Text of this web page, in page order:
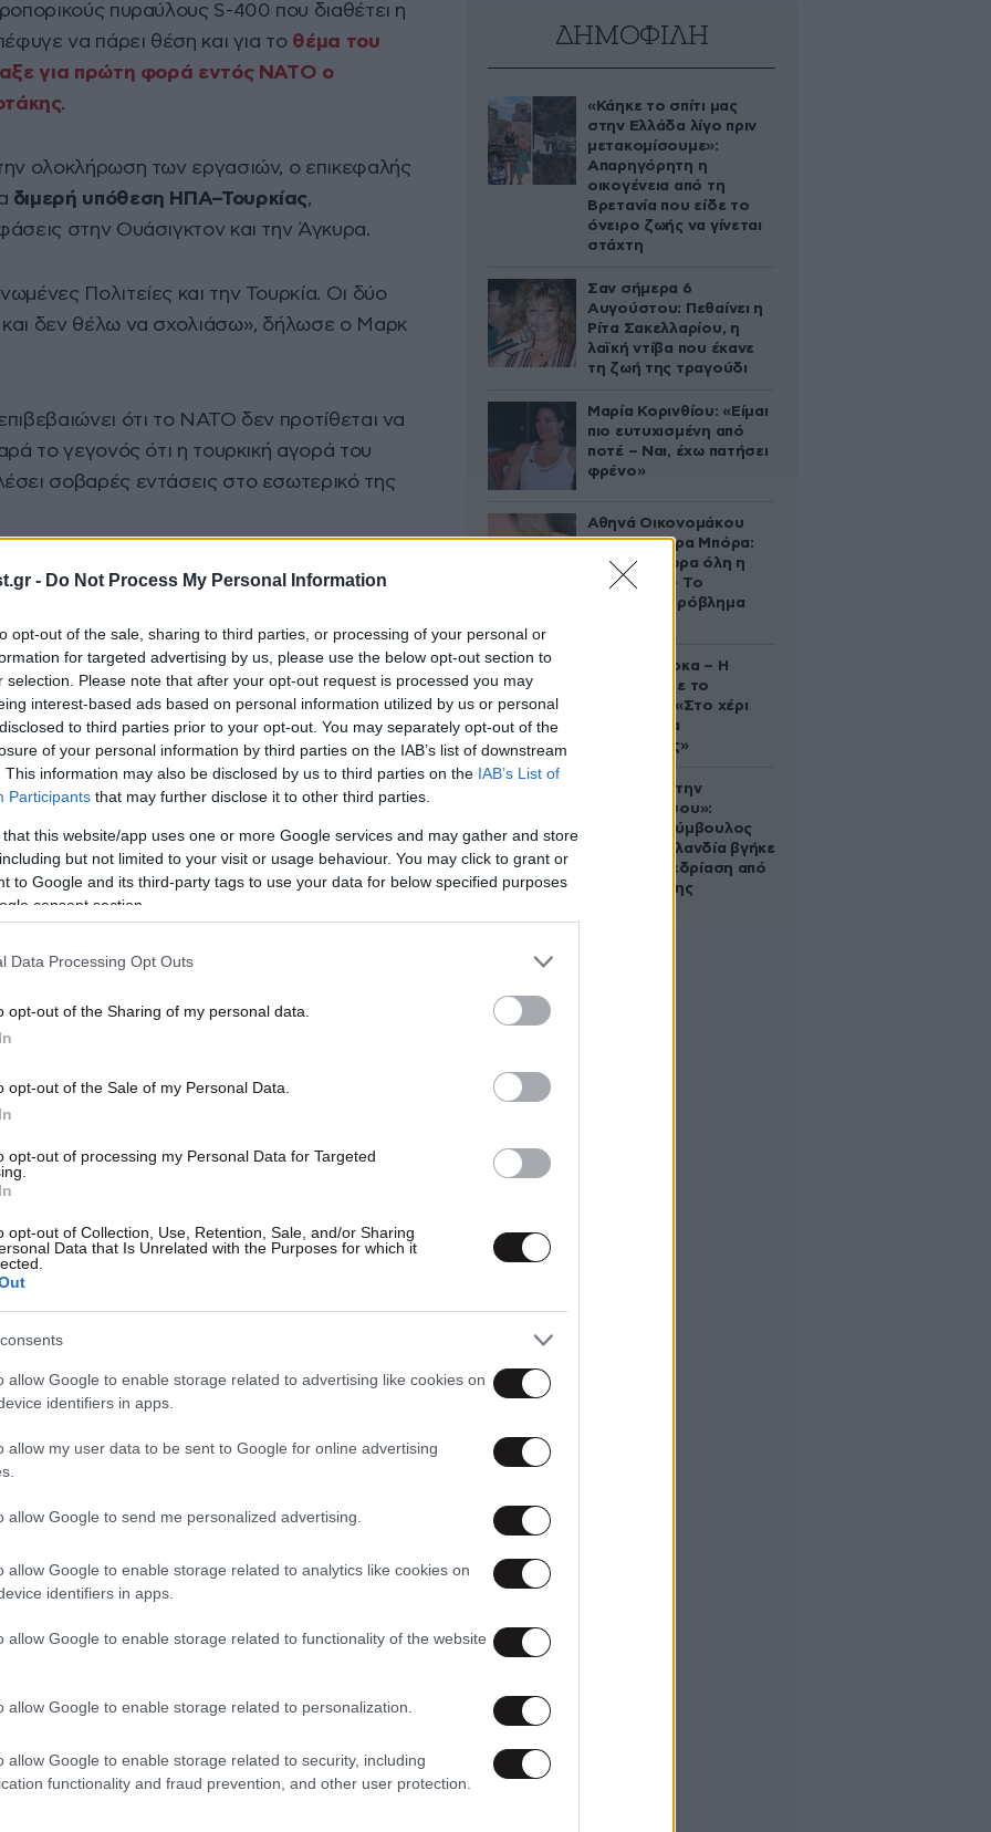
- Do Not Process My Personal Information
opt-out of the sale, sharing to third parties, or processing of your personal or
for targeted advertising by us, please use the below opt-out section to
selection. Please note that after your opt-out request is processed you may
interest-based ads based on personal information utilized by us or personal
to third parties prior to your opt-out. You may separately opt-out of the
of your personal information by third parties on the IAB’s list of downstream
This information may also be disclosed by us to third parties on the IAB’s List of
Participants that may further disclose it to other third parties.
that this website/app uses one or more Google services and may gather and store
but not limited to your visit or usage behaviour. You may click to grant or
to Google and its third-party tags to use your data for below specified purposes
consent section.
Data Processing Opt Outs
opt-out of the Sharing of my personal data.
opt-out of the Sale of my Personal Data.
opt-out of processing my Personal Data for Targeted
opt-out of Collection, Use, Retention, Sale, and/or Sharing
Data that Is Unrelated with the Purposes for which it
allow Google to enable storage related to advertising like cookies on
identifiers in apps.
allow my user data to be sent to Google for online advertising
allow Google to send me personalized advertising.
allow Google to enable storage related to analytics like cookies on
identifiers in apps.
allow Google to enable storage related to functionality of the website
allow Google to enable storage related to personalization.
allow Google to enable storage related to security, including
functionality and fraud prevention, and other user protection.
πυραύλους S-400 που διαθέτει η
να πάρει θέση και για το θέμα του
για πρώτη φορά εντός ΝΑΤΟ ο
.
ολοκλήρωση των εργασιών, ο επικεφαλής
διμερή υπόθεση ΗΠΑ–Τουρκίας,
στην Ουάσιγκτον και την Άγκυρα.
Πολιτείες και την Τουρκία. Οι δύο
δεν θέλω να σχολιάσω», δήλωσε ο Μαρκ
ότι το ΝΑΤΟ δεν προτίθεται να
το γεγονός ότι η τουρκική αγορά του
σοβαρές εντάσεις στο εσωτερικό της
την έναρξη της Συνόδου ότι οι αποφάσεις
σχέση της Τουρκίας με τις Ηνωμένες
S-400
οδήγησε στον αποκλεισμό της από το
στην επιβολή αμερικανικών κυρώσεων βάσει
των περιορισμών και την επιστροφή της στο
γενιάς, με τον Ντόναλντ Τραμπ να δηλώνει
βασικό νομικό εμπόδιο, καθώς η αμερικανική
F-35 στην Τουρκία όσο η χώρα
σύστημα.
δείχνει ότι η ηγεσία της Συμμαχίας
του επίσημου πλαισίου του ΝΑΤΟ,
με την Άγκυρα.
η Σύνοδος
ο Μαρκ Ρούτε χαρακτήρισε τη Σύνοδο
και ευχαρίστησε τον Ρετζέπ Ταγίπ
για τη φιλοξενία.
ληφθεί στη Σύνοδο της Χάγης το 2025
σχεδιασμού στο στάδιο της εφαρμογής.
στις νέες αμυντικές δεσμεύσεις, ενώ η
στόχο τη μετατροπή των αυξημένων
δυνατότητες.
της Συνόδου την αύξηση των
της βιομηχανικής παραγωγής και τη
Ουκρανία.
ΔΗΜΟΦΙΛΗ
«Κάηκε το σπίτι μας
στην Ελλάδα λίγο πριν
μετακομίσουμε»:
Απαρηγόρητη η
οικογένεια από τη
Βρετανία που είδε το
όνειρο ζωής να γίνεται
στάχτη
Σαν σήμερα 6
Αυγούστου: Πεθαίνει η
Ρίτα Σακελλαρίου, η
λαϊκή ντίβα που έκανε
τη ζωή της τραγούδι
Μαρία Κορινθίου: «Είμαι
πιο ευτυχισμένη από
ποτέ – Ναι, έχω πατήσει
φρένο»
Αθηνά Οικονομάκου
από τα Μπόρα Μπόρα:
«Έσκασε τώρα όλη η
κούραση» – Το
απρόοπτο πρόβλημα
Δανάη Μπάρκα – Η
ανάρτηση με το
σάντουιτς: «Στο χέρι
σου είναι να
αδυνατίσεις»
«Βλέπουμε την
μπουγάδα σου»:
Δημοτική σύμβουλος
στη Νέα Ζηλανδία βγήκε
live σε συνεδρίαση από
το μπάνιο της